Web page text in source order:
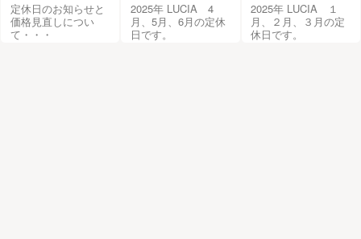
定休日のお知らせと
価格見直しについ
て・・・
2025年 LUCIA 4
月、5月、6月の定休
日です。
2025年 LUCIA １
月、２月、３月の定
休日です。